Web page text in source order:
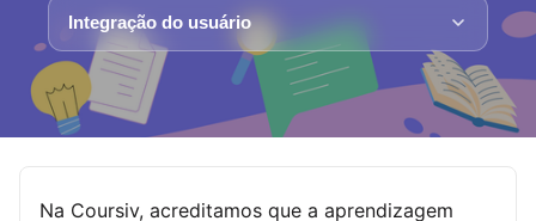
Integração do usuário
Na Coursiv, acreditamos que a aprendizagem